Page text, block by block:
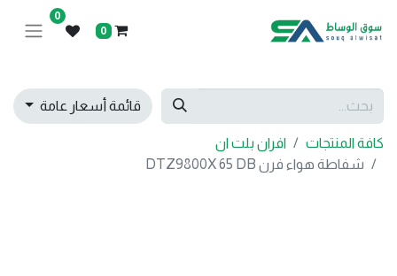
0
0
قائمة أسعار عامة
كافة المنتجات
افران بلت ان
شفاطة هواء فرن DTZ9800X 65 DB